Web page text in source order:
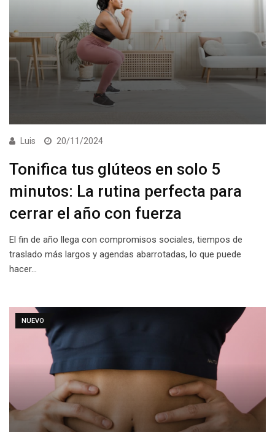
Luis 20/11/2024
Tonifica tus glúteos en solo 5
minutos: La rutina perfecta para
cerrar el año con fuerza
El fin de año llega con compromisos sociales, tiempos de
traslado más largos y agendas abarrotadas, lo que puede
hacer…
NUEVO